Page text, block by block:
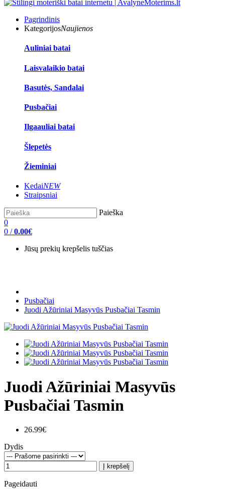
Pagrindinis
KategorijosNaujienos
Auliniai batai
Laisvalaikio batai
Basutės, Sandalai
Pusbačiai
Ilgaauliai batai
Šlepetės
Žieminiai
KedaiNEW
Straipsniai
Paieška
0
0 / 0.00€
Jūsų prekių krepšelis tuščias
Pusbačiai
Juodi Ažūriniai Masyvūs Pusbačiai Tasmin
Juodi Ažūriniai Masyvūs
Pusbačiai Tasmin
26.99€
Dydis
Į krepšelį
Pageidauti